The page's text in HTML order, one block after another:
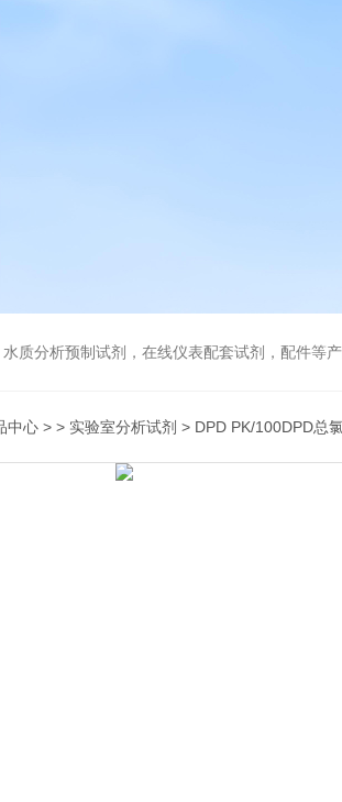
质分析预制试剂，在线仪表配套试剂，配件等产品，
中心 > > 实验室分析试剂 > DPD PK/100DPD总